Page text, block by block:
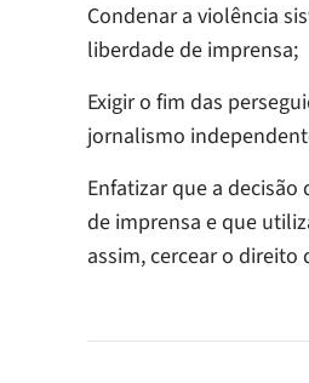
Condenar a violência
liberdade de imprensa;
Exigir o fim das
jornalismo
Enfatizar que a
de imprensa e que
assim, cercear o